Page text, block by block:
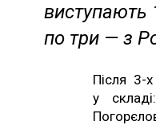
виступають
по три — з
Після 3-
у